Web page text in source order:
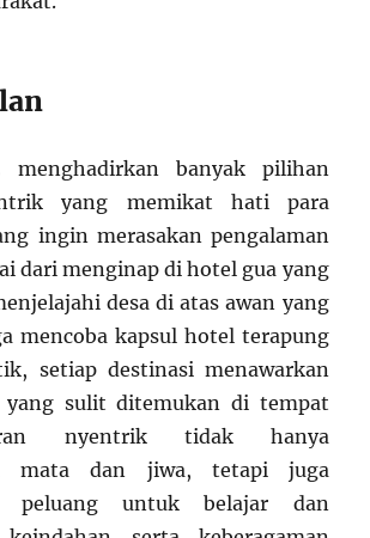
menghadirkan banyak pilihan
yang memikat hati para
ingin merasakan pengalaman
dari menginap di hotel gua yang
desa di atas awan yang
mencoba kapsul hotel terapung
setiap destinasi menawarkan
yang sulit ditemukan di tempat
nyentrik tidak hanya
mata dan jiwa, tetapi juga
peluang untuk belajar dan